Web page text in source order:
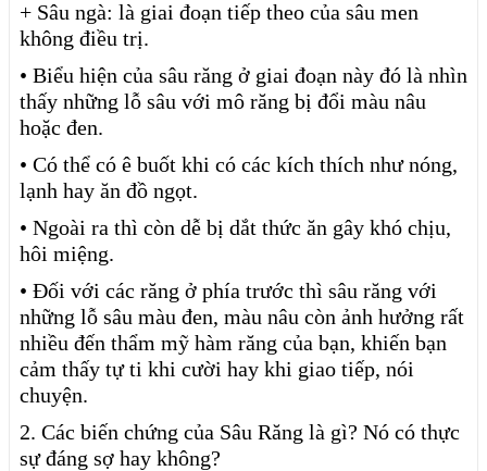
+ Sâu ngà: là giai đoạn tiếp theo của sâu men
không điều trị.
• Biểu hiện của sâu răng ở giai đoạn này đó là nhìn
thấy những lỗ sâu với mô răng bị đổi màu nâu
hoặc đen.
• Có thể có ê buốt khi có các kích thích như nóng,
lạnh hay ăn đồ ngọt.
• Ngoài ra thì còn dễ bị dắt thức ăn gây khó chịu,
hôi miệng.
• Đối với các răng ở phía trước thì sâu răng với
những lỗ sâu màu đen, màu nâu còn ảnh hưởng rất
nhiều đến thẩm mỹ hàm răng của bạn, khiến bạn
cảm thấy tự ti khi cười hay khi giao tiếp, nói
chuyện.
2. Các biến chứng của Sâu Răng là gì? Nó có thực
sự đáng sợ hay không?